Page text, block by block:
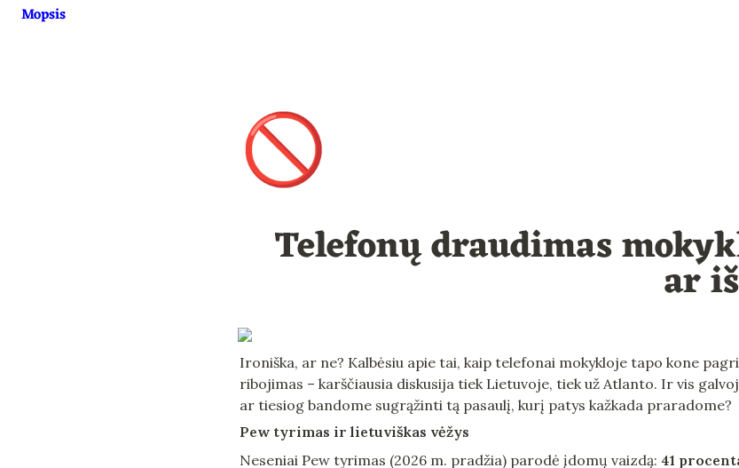
Mopsis
🚫
Telefonų draudimas
ar
Ironiška, ar ne? Kalbėsiu apie tai, kaip telefonai mokykloje tapo kone
ribojimas – karščiausia diskusija tiek Lietuvoje, tiek už Atlanto. Ir vis
ar tiesiog bandome sugrąžinti tą pasaulį, kurį patys kažkada praradome?
Pew tyrimas ir lietuviškas vėžys
Neseniai Pew tyrimas (2026 m. pradžia) parodė įdomų vaizdą: 41